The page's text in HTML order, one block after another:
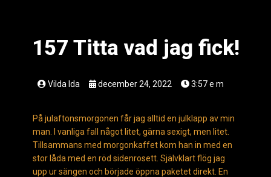
157 Titta vad jag fick!
Vilda Ida december 24, 2022 3:57 e m
På julaftonsmorgonen får jag alltid en julklapp av min
man. I vanliga fall något litet, gärna sexigt, men litet.
Tillsammans med morgonkaffet kom han in med en
stor låda med en röd sidenrosett. Självklart flög jag
upp ur sängen och började öppna paketet direkt. En